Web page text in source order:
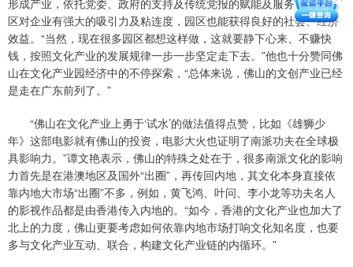
形成产业，依托党委、政府的支持及传统党报的赋能及服务，使得园
区对企业有强大的吸引力及粘连度，园区也能获得良好的社会、经济
效益。“当然，现在很多园区都想这样做，这就要静下心来、不赚快
钱，按照文化产业的发展规律一步一步坚定走下去。”他也十分赞同佛
山在文化产业园经济中的不停探索，“总体来说，佛山的文创产业已经
是走在广东前列了。”
“佛山在文化产业上勇于‘试水’的做法值得点赞，比如《雄狮少
年》这部电影就有佛山的投资，电影大火也证明了南派功夫在全球极
具影响力。”谭文艳表示，佛山的特殊之处在于，很多南派文化的影响
力首先是在港澳地区及国外“出圈”，再传回内地，其文化本身直接依
靠内地大市场“出圈”不多，例如，黄飞鸿、叶问、李小龙等功夫名人
的影视作品都是由香港传入内地的。“如今，香港的文化产业也加大了
北上的力度，佛山更要考虑如何依靠内地市场打响文化知名度，也要
多与文化产业互动、联合，构建文化产业链的内循环。”